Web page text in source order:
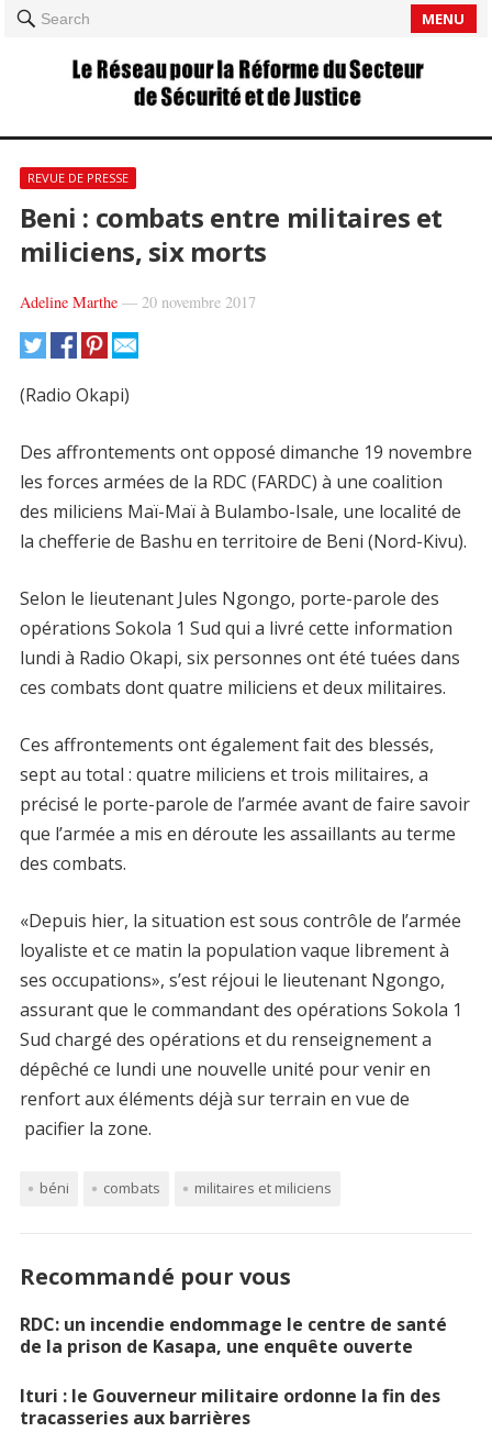
Search MENU
REVUE DE PRESSE
Beni : combats entre militaires et
miliciens, six morts
Adeline Marthe— 20 novembre 2017
(Radio Okapi)
Des affrontements ont opposé dimanche 19 novembre
les forces armées de la RDC (FARDC) à une coalition
des miliciens Maï-Maï à Bulambo-Isale, une localité de
la chefferie de Bashu en territoire de Beni (Nord-Kivu).
Selon le lieutenant Jules Ngongo, porte-parole des
opérations Sokola 1 Sud qui a livré cette information
lundi à Radio Okapi, six personnes ont été tuées dans
ces combats dont quatre miliciens et deux militaires.
Ces affrontements ont également fait des blessés,
sept au total : quatre miliciens et trois militaires, a
précisé le porte-parole de l’armée avant de faire savoir
que l’armée a mis en déroute les assaillants au terme
des combats.
«Depuis hier, la situation est sous contrôle de l’armée
loyaliste et ce matin la population vaque librement à
ses occupations», s’est réjoui le lieutenant Ngongo,
assurant que le commandant des opérations Sokola 1
Sud chargé des opérations et du renseignement a
dépêché ce lundi une nouvelle unité pour venir en
renfort aux éléments déjà sur terrain en vue de
pacifier la zone.
béni combats militaires et miliciens
Recommandé pour vous
RDC: un incendie endommage le centre de santé
de la prison de Kasapa, une enquête ouverte
Ituri : le Gouverneur militaire ordonne la fin des
tracasseries aux barrières